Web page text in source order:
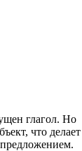
глагол. Но
что делает